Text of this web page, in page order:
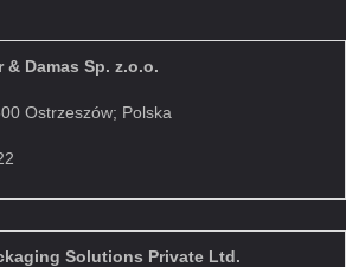
Damas Sp. z.o.o.
Ostrzeszów; Polska
Solutions Private Ltd.